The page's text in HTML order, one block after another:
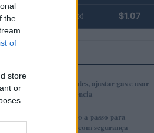
the
of
store
or
(USDEX) $1.07
1
Como escolher redes, ajustar gas e usar
bridges com eficiência
2
Cold wallets: passo a passo para
configurar e usar com segurança